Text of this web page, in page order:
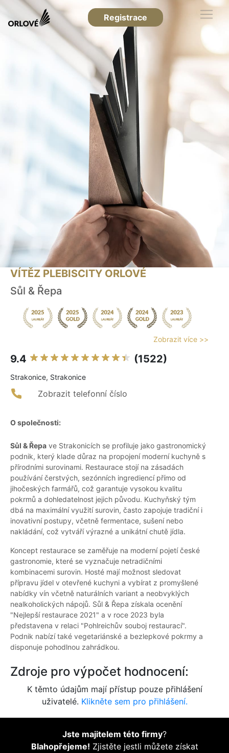
Registrace
VÍTĚZ PLEBISCITY ORLOVÉ
Sůl & Řepa
Zobrazit více >>
9.4 (1522)
Strakonice, Strakonice
Zobrazit telefonní číslo
O společnosti:
Sůl & Řepa ve Strakonicích se profiluje jako gastronomický
podnik, který klade důraz na propojení moderní kuchyně s
přírodními surovinami. Restaurace stojí na zásadách
používání čerstvých, sezónních ingrediencí přímo od
jihočeských farmářů, což garantuje vysokou kvalitu
pokrmů a dohledatelnost jejich původu. Kuchyňský tým
dbá na maximální využití surovin, často zapojuje tradiční i
inovativní postupy, včetně fermentace, sušení nebo
nakládání, což vytváří výrazné a unikátní chutě jídla.
Koncept restaurace se zaměřuje na moderní pojetí české
gastronomie, které se vyznačuje netradičními
kombinacemi surovin. Hosté mají možnost sledovat
přípravu jídel v otevřené kuchyni a vybírat z promyšlené
nabídky vín včetně naturálních variant a neobvyklých
nealkoholických nápojů. Sůl & Řepa získala ocenění
"Nejlepší restaurace 2021" a v roce 2023 byla
představena v relaci "Pohlreichův souboj restaurací".
Podnik nabízí také vegetariánské a bezlepkové pokrmy a
disponuje pohodlnou zahrádkou.
Zdroje pro výpočet hodnocení:
K těmto údajům mají přístup pouze přihlášení
uživatelé. Klikněte sem pro přihlášení.
Jste majitelem této firmy?
Blahopřejeme! Zjistěte jestli můžete získat